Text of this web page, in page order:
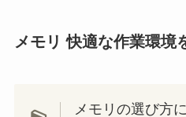
メモリ 快適な作業環境
メモリの選び方